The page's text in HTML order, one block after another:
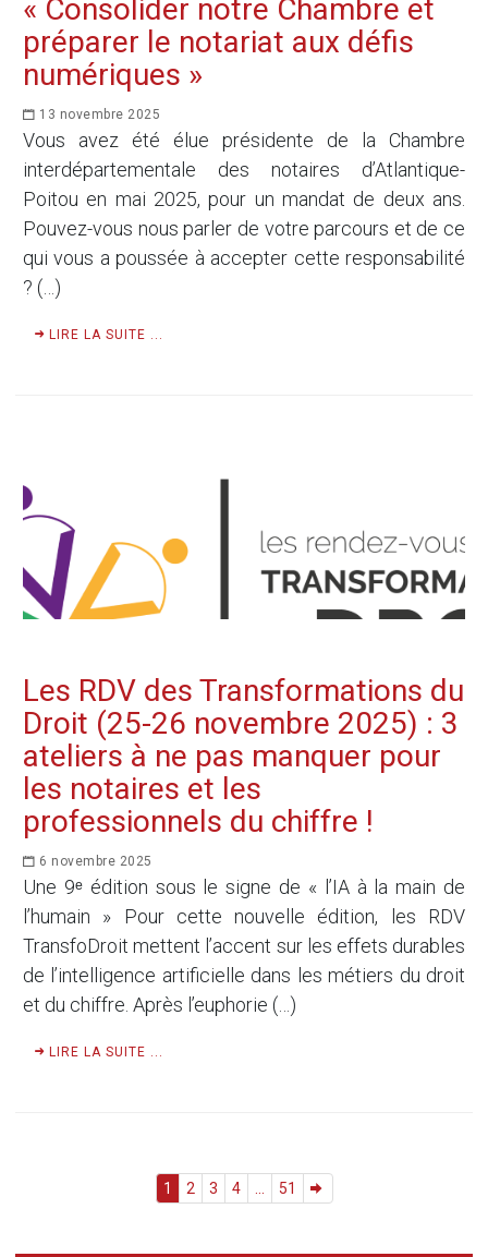
« Consolider notre Chambre et
préparer le notariat aux défis
numériques »
13 novembre 2025
Vous avez été élue présidente de la Chambre
interdépartementale des notaires d’Atlantique-
Poitou en mai 2025, pour un mandat de deux ans.
Pouvez-vous nous parler de votre parcours et de ce
qui vous a poussée à accepter cette responsabilité
? (…)
LIRE LA SUITE ...
Les RDV des Transformations du
Droit (25-26 novembre 2025) : 3
ateliers à ne pas manquer pour
les notaires et les
professionnels du chiffre !
6 novembre 2025
Une 9ᵉ édition sous le signe de « l’IA à la main de
l’humain » Pour cette nouvelle édition, les RDV
TransfoDroit mettent l’accent sur les effets durables
de l’intelligence artificielle dans les métiers du droit
et du chiffre. Après l’euphorie (…)
LIRE LA SUITE ...
1 2 3 4 51